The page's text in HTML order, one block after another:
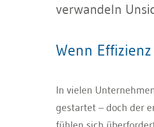
verwandeln
Wenn
In vielen
gestartet – doch der